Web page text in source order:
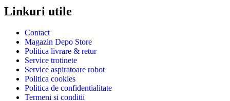
Linkuri utile
Contact
Magazin Depo Store
Politica livrare & retur
Service trotinete
Service aspiratoare robot
Politica cookies
Politica de confidentialitate
Termeni si conditii